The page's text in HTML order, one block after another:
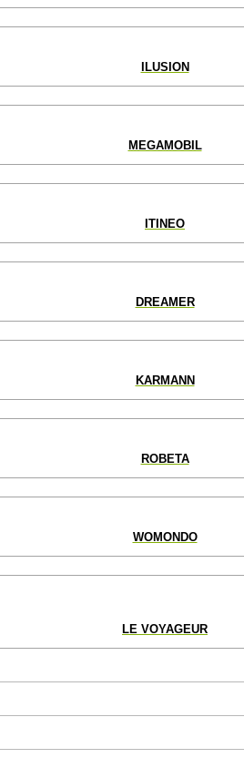
ILUSION
MEGAMOBIL
ITINEO
DREAMER
KARMANN
ROBETA
WOMONDO
LE VOYAGEUR